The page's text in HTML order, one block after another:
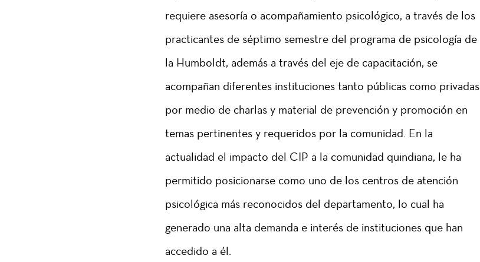
requiere asesoría o acompañamiento psicológico, a través de los
practicantes de séptimo semestre del programa de psicología de
la Humboldt, además a través del eje de capacitación, se
acompañan diferentes instituciones tanto públicas como privadas
por medio de charlas y material de prevención y promoción en
temas pertinentes y requeridos por la comunidad. En la
actualidad el impacto del CIP a la comunidad quindiana, le ha
permitido posicionarse como uno de los centros de atención
psicológica más reconocidos del departamento, lo cual ha
generado una alta demanda e interés de instituciones que han
accedido a él.